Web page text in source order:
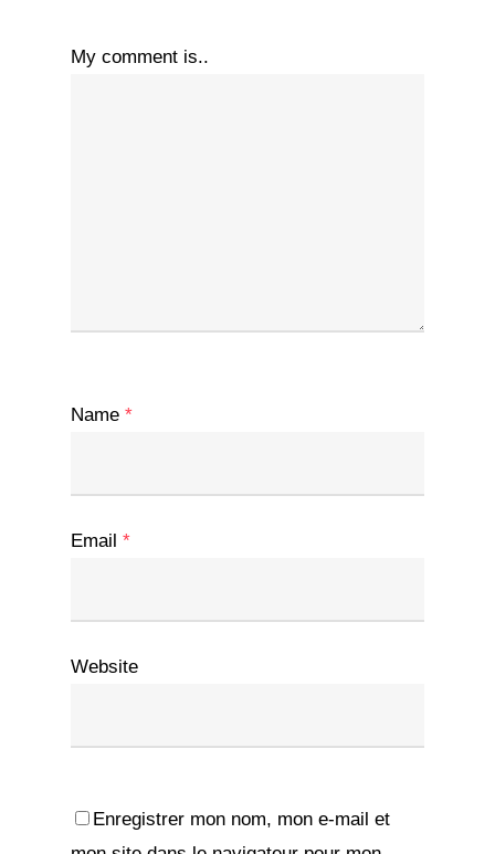
My comment is..
Name *
Email *
Website
Enregistrer mon nom, mon e-mail et